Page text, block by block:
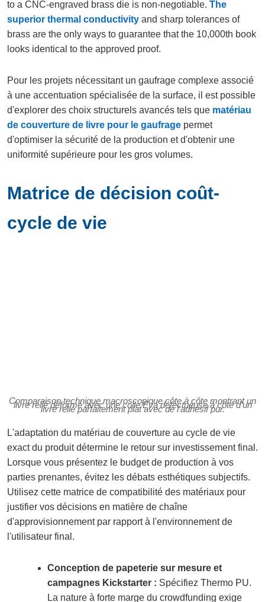
to a CNC-engraved brass die is non-negotiable. The
superior thermal conductivity and sharp tolerances of
brass are the only ways to guarantee that the 10,000th book
looks identical to the approved proof.
Pour les projets nécessitant un gaufrage complexe associé
à une accentuation spécialisée de la surface, il est possible
d'explorer des choix structurels avancés tels que matériau
de couverture de livre pour le gaufrage permet
d'optimiser la sécurité de la production et d'obtenir une
uniformité supérieure pour les gros volumes.
Matrice de décision coût-
cycle de vie
Comparaison technique macroscopique côte à côte montrant un
livre relié déformé avec une colle Eva défectueuse à côté d'un
livre relié parfaitement plat avec de l'adhésif pur.
L'adaptation du matériau de couverture au cycle de vie
exact du produit détermine le retour sur investissement final.
Lorsque vous présentez le budget de production à vos
parties prenantes, évitez les débats esthétiques subjectifs.
Utilisez cette matrice de compatibilité des matériaux pour
justifier vos décisions en matière de chaîne
d'approvisionnement par rapport à l'environnement de
l'utilisateur final.
Conception de papeterie sur mesure et
campagnes Kickstarter : Spécifiez Thermo PU.
La nature à forte marge du crowdfunding exige